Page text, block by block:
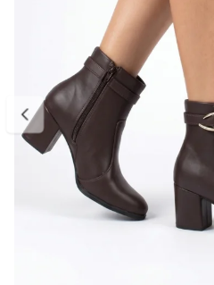
Fechamento por zíper lateral
Cano com efeito scrunchie
Design clássico e versátil
Tabela de medidas
34: aproximadamente 22,6 cm
35: aproximadamente 23,3 cm
36: aproximadamente 24 cm
37: aproximadamente 24,6 cm
38: aproximadamente 25,3 cm
39: aproximadamente 26 cm
Para escolher o tamanho ideal,
dedão ao calcanhar e considere
para maior conforto. Caso sua
numerações, recomendamos optar